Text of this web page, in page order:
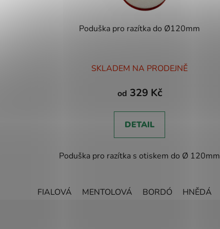
Poduška pro razítka do Ø120mm
hodnocení
produktu
5,0
z
hvězdiček.
SKLADEM NA PRODEJNĚ
od 329 Kč
DETAIL
Poduška pro razítka s otiskem do Ø 120mm
FIALOVÁ MENTOLOVÁ BORDÓ HNĚDÁ